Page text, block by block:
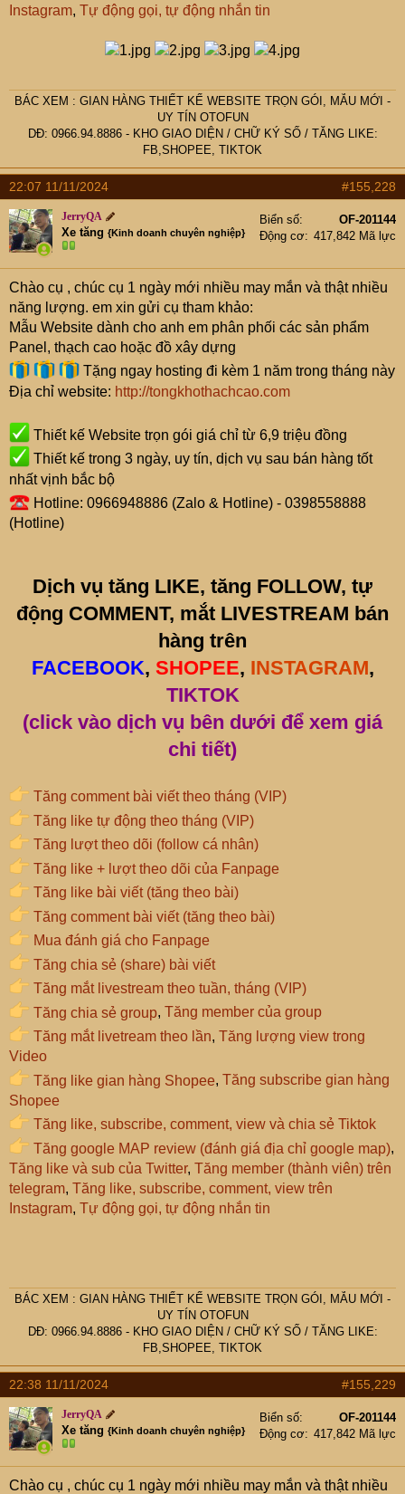
Instagram, Tự động gọi, tự động nhắn tin
BÁC XEM : GIAN HÀNG THIẾT KẾ WEBSITE TRỌN GÓI, MẪU MỚI -
UY TÍN OTOFUN
DĐ: 0966.94.8886 - KHO GIAO DIỆN / CHỮ KÝ SỐ / TĂNG LIKE:
FB,SHOPEE, TIKTOK
22:07 11/11/2024 #155,228
JerryQA
Xe tăng {Kinh doanh chuyên nghiệp}
Biển số
OF-201144
Động cơ
417,842 Mã lực
Chào cụ , chúc cụ 1 ngày mới nhiều may mắn và thật nhiều
năng lượng. em xin gửi cụ tham khảo:
Mẫu Website dành cho anh em phân phối các sản phẩm
Panel, thạch cao hoặc đồ xây dựng
Tặng ngay hosting đi kèm 1 năm trong tháng này
Địa chỉ website: http://tongkhothachcao.com
Thiết kế Website trọn gói giá chỉ từ 6,9 triệu đồng
Thiết kế trong 3 ngày, uy tín, dịch vụ sau bán hàng tốt
nhất vịnh bắc bộ
Hotline: 0966948886 (Zalo & Hotline) - 0398558888
(Hotline)
Dịch vụ tăng LIKE, tăng FOLLOW, tự
động COMMENT, mắt LIVESTREAM bán
hàng trên
FACEBOOK, SHOPEE, INSTAGRAM,
TIKTOK
(click vào dịch vụ bên dưới để xem giá
chi tiết)
Tăng comment bài viết theo tháng (VIP)
Tăng like tự động theo tháng (VIP)
Tăng lượt theo dõi (follow cá nhân)
Tăng like + lượt theo dõi của Fanpage
Tăng like bài viết (tăng theo bài)
Tăng comment bài viết (tăng theo bài)
Mua đánh giá cho Fanpage
Tăng chia sẻ (share) bài viết
Tăng mắt livestream theo tuần, tháng (VIP)
Tăng chia sẻ group, Tăng member của group
Tăng mắt livetream theo lần,Tăng lượng view trong
Video
Tăng like gian hàng Shopee, Tăng subscribe gian hàng
Shopee
Tăng like, subscribe, comment, view và chia sẻ Tiktok
Tăng google MAP review (đánh giá địa chỉ google map),
Tăng like và sub của Twitter, Tăng member (thành viên) trên
telegram, Tăng like, subscribe, comment, view trên
Instagram, Tự động gọi, tự động nhắn tin
BÁC XEM : GIAN HÀNG THIẾT KẾ WEBSITE TRỌN GÓI, MẪU MỚI -
UY TÍN OTOFUN
DĐ: 0966.94.8886 - KHO GIAO DIỆN/ CHỮ KÝ SỐ / TĂNG LIKE:
FB,SHOPEE, TIKTOK
22:38 11/11/2024 #155,229
JerryQA
Xe tăng {Kinh doanh chuyên nghiệp}
Biển số
OF-201144
Động cơ
417,842 Mã lực
Chào cụ , chúc cụ 1 ngày mới nhiều may mắn và thật nhiều